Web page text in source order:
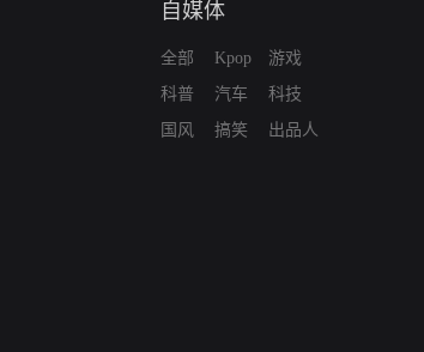
自媒体
全部
科普
国风
Kpop
汽车
搞笑
游戏
科技
出品人